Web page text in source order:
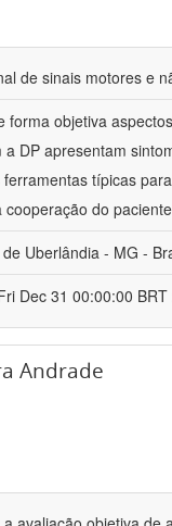
de sinais motores e
forma objetiva
DP apresentam
típicas
do
Uberlândia - MG -
Dec 31 00:00:00
Andrade